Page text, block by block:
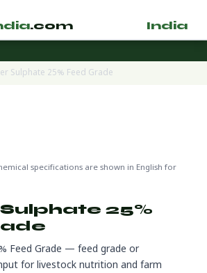
.com India
Sulphate 25% Feed Grade
specifications are shown in English for
25%
Feed Grade — feed grade or
for livestock nutrition and farm